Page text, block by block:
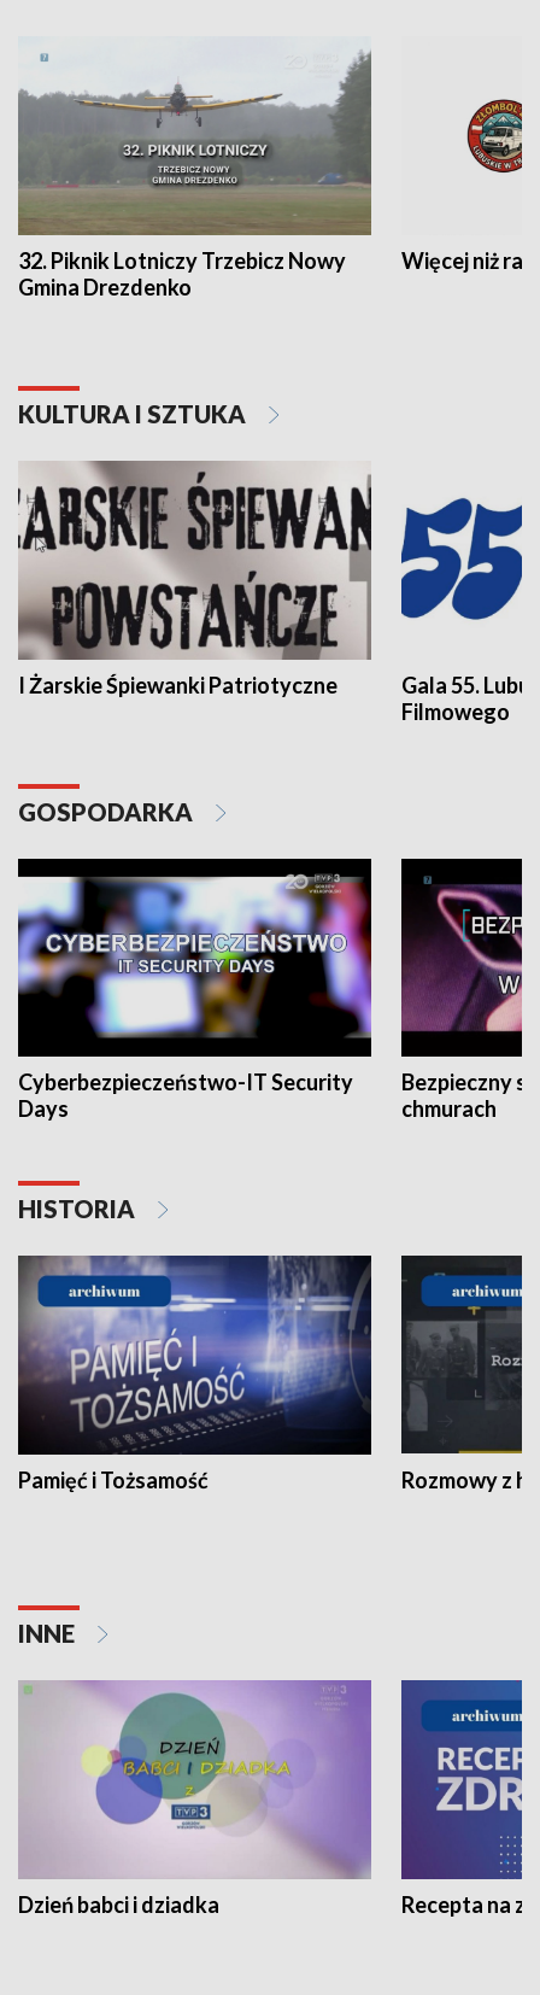
32. Piknik Lotniczy Trzebicz Nowy
Gmina Drezdenko
Więcej niż rajd
KULTURA I SZTUKA
I Żarskie Śpiewanki Patriotyczne
Gala 55.
Filmowego
GOSPODARKA
Cyberbezpieczeństwo-IT Security
Days
Bezpieczny
chmurach
HISTORIA
Pamięć i Tożsamość Rozmowy z
INNE
Dzień babci i dziadka Recepta na